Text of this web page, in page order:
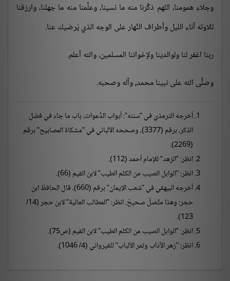
وجلاء همومنا، اللهم ذكِّرنا منه ما نسينا، وعلِّمنا منه ما جهلنا، وارزقنا
تلاوته آناء الليل وأطراف النَّهار على الوجه الذي يُرضيك عنا.
ربنا اغفر لنا ولوالدينا ولإخواننا المسلمين، والله أعلم.
وصلَّى الله على نبينا محمد،ٍ وآله وصحبه.
أخرجه الترمذي في "سننه": أبواب الدَّعوات، باب ما جاء في فضل
الذكر، برقم (3377)، وصححه الألباني في "مشكاة المصابيح" برقم
(2269).
انظر: "الزهد" للإمام أحمد (112).
انظر: "الوابل الصيب من الكلم الطيب" لابن القيم (66).
أخرجه البيهقي في "شعب الإيمان" برقم (660)، قال الحافظُ ابن
حجر: وهذا متَّصلٌ صحيحٌ. انظر: "المطالب العالية" لابن حجر (14/
123).
انظر: "الوابل الصيب من الكلم الطيب" لابن القيم (ص75).
انظر: "زهر الآداب وثمر الألباب" للقيرواني (4/ 1046).